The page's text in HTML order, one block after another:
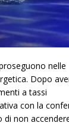
nelle
Dopo
a tassi
con la
di non